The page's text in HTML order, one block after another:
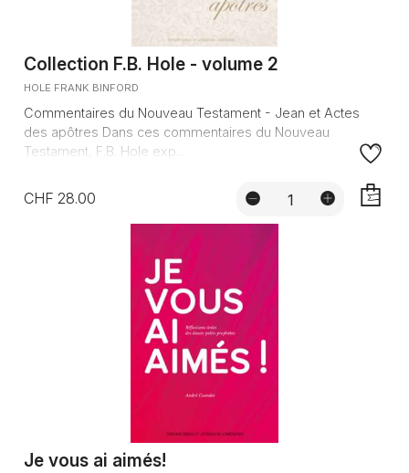
Collection F.B. Hole - volume 2
HOLE FRANK BINFORD
Commentaires du Nouveau Testament - Jean et Actes
des apôtres Dans ces commentaires du Nouveau
Testament, F.B. Hole exp...
CHF 28.00
Je vous ai aimés!